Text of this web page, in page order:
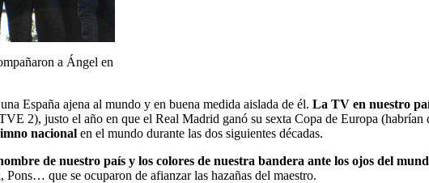
a Ángel en
una España ajena al mundo y en buena medida aislada de él. La TV en nuestro
2), justo el año en que el Real Madrid ganó su sexta Copa de Europa (habrían
nacional en el mundo durante las dos siguientes décadas.
de nuestro país y los colores de nuestra bandera ante los ojos del
que se ocuparon de afianzar las hazañas del maestro.